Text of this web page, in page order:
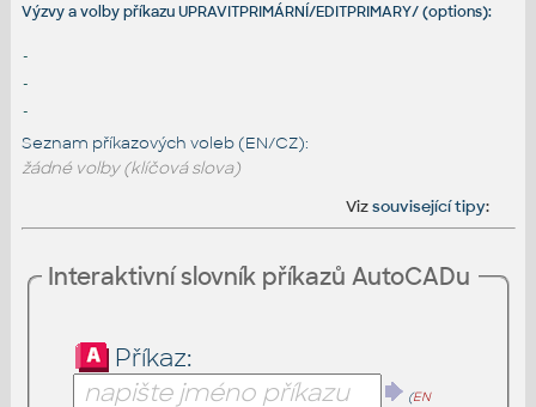
Výzvy a volby příkazu UPRAVITPRIMÁRNÍ/EDITPRIMARY/ (options):
-
-
-
Seznam příkazových voleb (EN/CZ):
žádné volby (klíčová slova)
Vizsouvisející tipy:
Interaktivní slovník příkazů AutoCADu
Příkaz:
(EN